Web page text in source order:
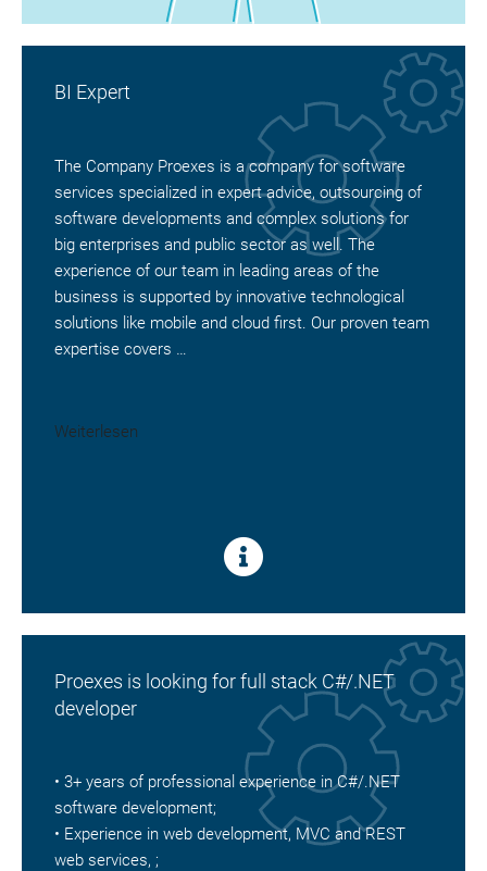
BI Expert
The Company Proexes is a company for software
services specialized in expert advice, outsourcing of
software developments and complex solutions for
big enterprises and public sector as well. The
experience of our team in leading areas of the
business is supported by innovative technological
solutions like mobile and cloud first. Our proven team
expertise covers …
Weiterlesen
Proexes is looking for full stack C#/.NET
developer
• 3+ years of professional experience in C#/.NET
software development;
• Experience in web development, MVC and REST
web services, ;